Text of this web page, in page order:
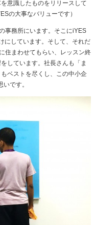
を意識したものをリリースして
の大事なバリューです）
事務所にいます。そこにiYES
にしています。そして、それだ
住まわせてもらい、レッスン終
しています。社長さんも「ま
ベストを尽くし、この中小企
です。